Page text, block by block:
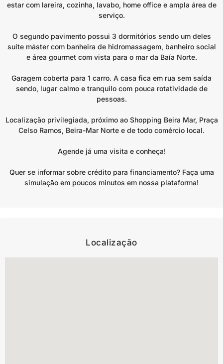
estar com lareira, cozinha, lavabo, home office e ampla área de
serviço.
O segundo pavimento possui 3 dormitórios sendo um deles
suíte máster com banheira de hidromassagem, banheiro social
e área gourmet com vista para o mar da Baía Norte.
Garagem coberta para 1 carro. A casa fica em rua sem saída
sendo, lugar calmo e tranquilo com pouca rotatividade de
pessoas.
Localização privilegiada, próximo ao Shopping Beira Mar, Praça
Celso Ramos, Beira-Mar Norte e de todo comércio local.
Agende já uma visita e conheça!
Quer se informar sobre crédito para financiamento? Faça uma
simulação em poucos minutos em nossa plataforma!
Localização